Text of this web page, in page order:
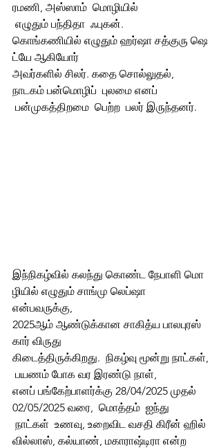
ரமணி, அஸ்ஸாம்  மொழியில்
எழுதும் பந்திதா  ஃபுகன்.
கொங்கணியில் எழுதும் ஹர்ஷா சத்குரு ஷெ
ட்யே ஆகியோர்
அவர்களில் சிலர். கதை சொல்லுதல்,
நாடகம் பன்மொழிப்  புலமை எனப்
பன்முகத்திறமை  பெற்ற  பலர் இருந்தனர்.
இந்நிகழ்வில் கலந்து கொண்ட நேபாளி மொ
ழியில் எழுதும் சாங்மு லெப்ஷா
என்பவருக்கு,
2025ஆம் ஆண்டுக்கான சாகித்ய பாலபுரஸ்
கார் விருது
கிடைத்திருக்கிறது.  நிகழ்வு மூன்று நாட்கள்,
பயணம் போக வர இரண்டு நாள்,
எனப் பங்கேற்பாளர்க்கு 28/04/2025 முதல்
02/05/2025 வரை,  மொத்தம்  ஐந்து
நாட்கள்  உணவு, உறைவிட வசதி கிரீன் ஹில்
வில்லாஸ், கல்யாண், மகாராஷ்டிரா என்ற